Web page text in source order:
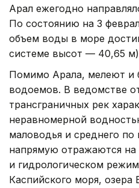
Арал ежегодно
По состоянию на 3
объем воды в море
системе высот — 40,65
Помимо Арала, мелеют и
водоемов. В ведомстве
трансграничных рек
неравномерной
маловодья и среднего
напрямую отражаются на
и гидрологическом
Каспийского моря,